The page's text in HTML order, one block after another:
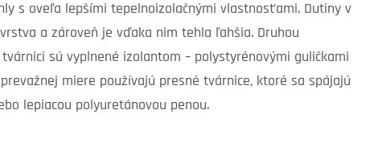
s oveľa lepšími tepelnoizolačnými vlastnosťami. Dutiny v
a zároveň je vďaka nim tehla ľahšia. Druhou
sú vyplnené izolantom – polystyrénovými guličkami
miere používajú presné tvárnice, ktoré sa spájajú
lepiacou polyuretánovou penou.